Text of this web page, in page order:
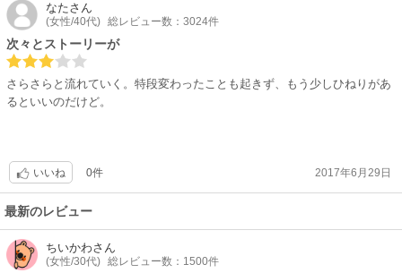
なたさん
(女性/40代) 総レビュー数：3024件
次々とストーリーが
さらさらと流れていく。特段変わったことも起きず、もう少しひねりがあ
るといいのだけど。
いいね 0件 2017年6月29日
最新のレビュー
ちいかわさん
(女性/30代) 総レビュー数：1500件